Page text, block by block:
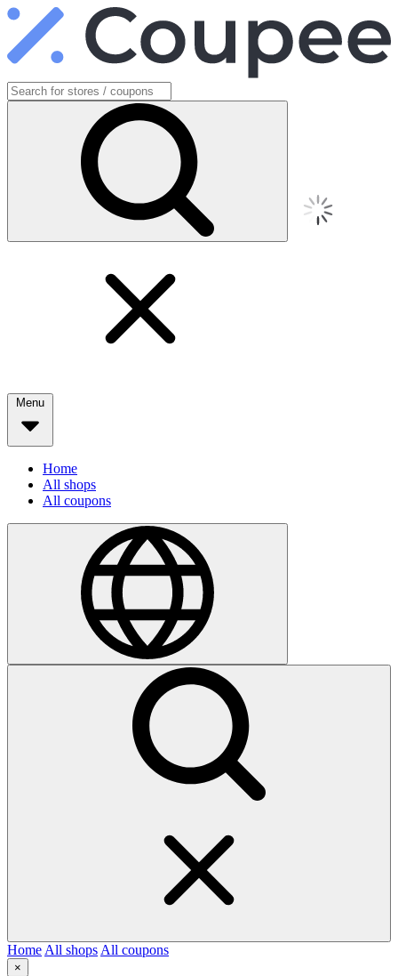
Menu
Home
All shops
All coupons
Home All shops All coupons
×